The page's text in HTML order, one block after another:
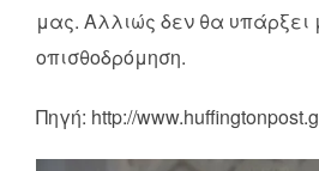
μας. Αλλιώς δεν θα
οπισθοδρόμηση.
Πηγή: http://